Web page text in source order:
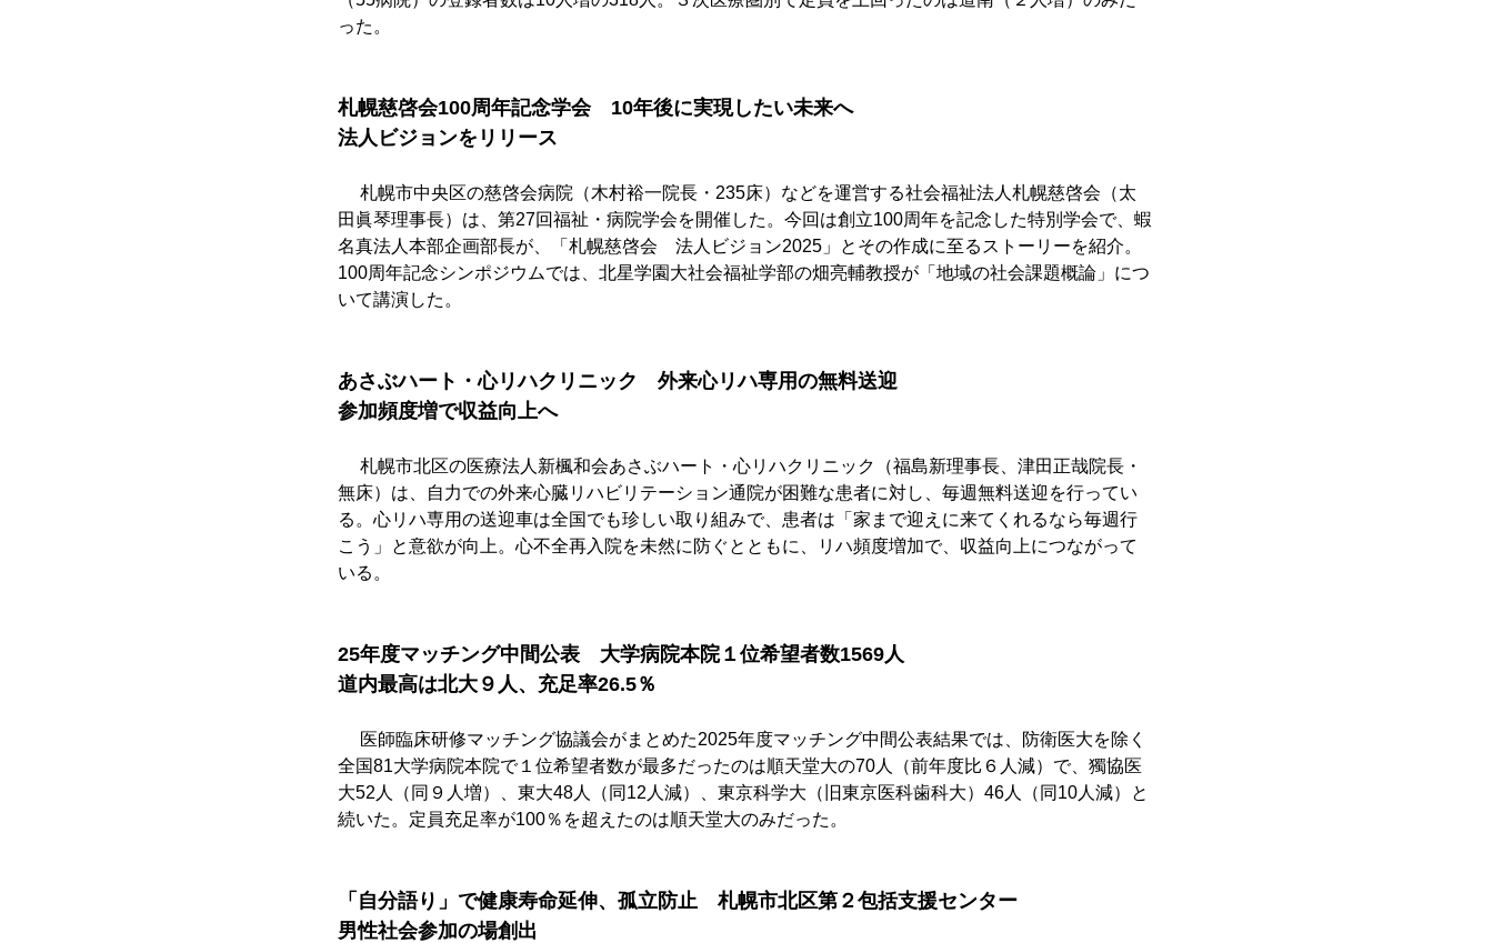
った。
札幌慈啓会100周年記念学会　10年後に実現したい未来へ
法人ビジョンをリリース
札幌市中央区の慈啓会病院（木村裕一院長・235床）などを運営する社会福祉法人札幌慈啓会（太
田眞琴理事長）は、第27回福祉・病院学会を開催した。今回は創立100周年を記念した特別学会で、蝦
名真法人本部企画部長が、「札幌慈啓会　法人ビジョン2025」とその作成に至るストーリーを紹介。
100周年記念シンポジウムでは、北星学園大社会福祉学部の畑亮輔教授が「地域の社会課題概論」につ
いて講演した。
あさぶハート・心リハクリニック　外来心リハ専用の無料送迎
参加頻度増で収益向上へ
札幌市北区の医療法人新楓和会あさぶハート・心リハクリニック（福島新理事長、津田正哉院長・
無床）は、自力での外来心臓リハビリテーション通院が困難な患者に対し、毎週無料送迎を行ってい
る。心リハ専用の送迎車は全国でも珍しい取り組みで、患者は「家まで迎えに来てくれるなら毎週行
こう」と意欲が向上。心不全再入院を未然に防ぐとともに、リハ頻度増加で、収益向上につながって
いる。
25年度マッチング中間公表　大学病院本院１位希望者数1569人
道内最高は北大９人、充足率26.5％
医師臨床研修マッチング協議会がまとめた2025年度マッチング中間公表結果では、防衛医大を除く
全国81大学病院本院で１位希望者数が最多だったのは順天堂大の70人（前年度比６人減）で、獨協医
大52人（同９人増）、東大48人（同12人減）、東京科学大（旧東京医科歯科大）46人（同10人減）と
続いた。定員充足率が100％を超えたのは順天堂大のみだった。
「自分語り」で健康寿命延伸、孤立防止　札幌市北区第２包括支援センター
男性社会参加の場創出